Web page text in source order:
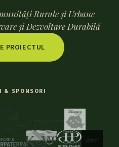
Rurale și Urbane
și Dezvoltare Durabilă
PROIECTUL
& SPONSORI